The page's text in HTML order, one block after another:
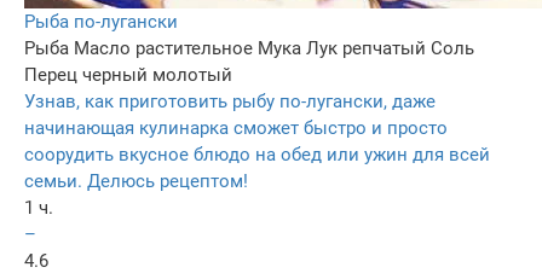
Рыба по-лугански
Рыба Масло растительное Мука Лук репчатый Соль
Перец черный молотый
Узнав, как приготовить рыбу по-лугански, даже
начинающая кулинарка сможет быстро и просто
соорудить вкусное блюдо на обед или ужин для всей
семьи. Делюсь рецептом!
1 ч.
–
4.6